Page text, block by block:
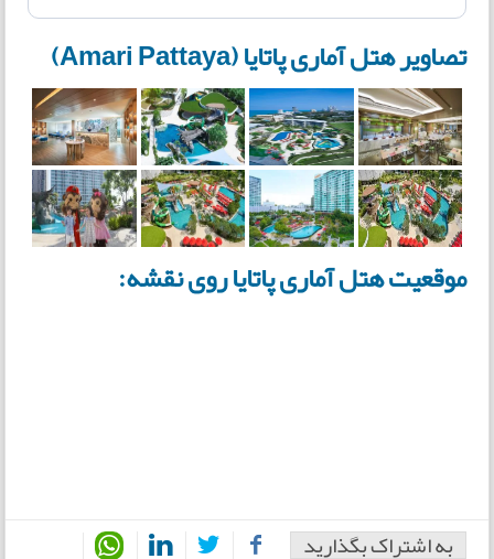
تصاویر هتل آماری پاتایا (Amari Pattaya)
موقعیت هتل آماری پاتایا روی نقشه:
به اشتراک بگذارید